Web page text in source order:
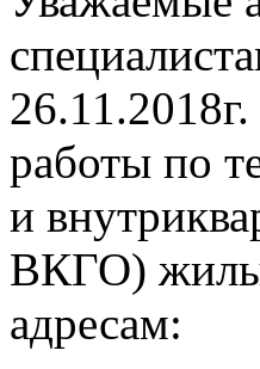
работы по
и
ВКГО)
адресам: